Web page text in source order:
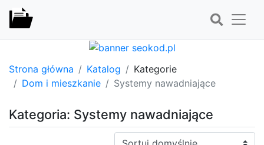
Strona główna Katalog
Kategorie
Dom i mieszkanie
Systemy nawadniające
Kategoria: Systemy nawadniające
Sortuj: